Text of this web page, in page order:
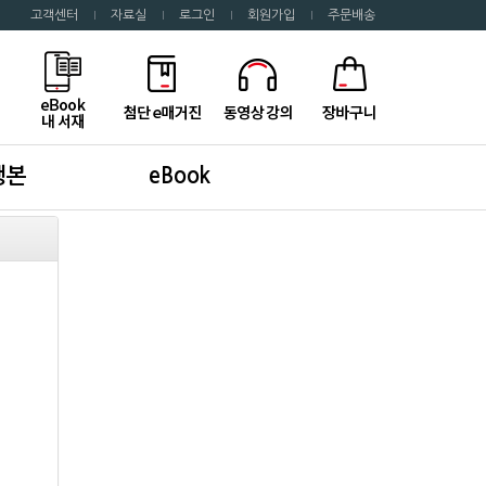
고객센터 자료실 로그인 회원가입 주문배송
본 eBook